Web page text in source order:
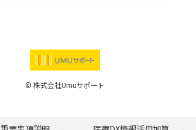
© 株式会社Umuサポート